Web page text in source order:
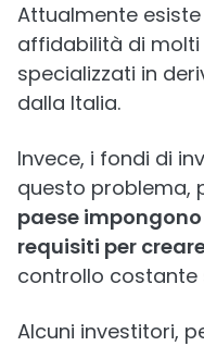
Attualmente
affidabilità di
specializzati in
dalla Italia.
Invece, i fondi di
questo problema,
paese
requisiti per
controllo costante
Alcuni investitori,